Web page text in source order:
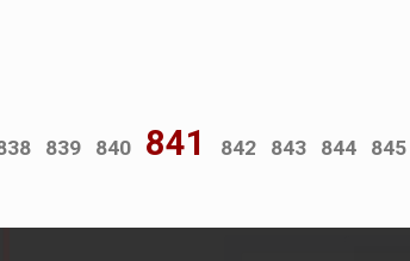
839 840 841 842 843 844 845